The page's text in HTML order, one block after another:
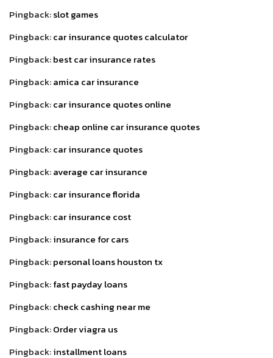
Pingback:slot games
Pingback:car insurance quotes calculator
Pingback:best car insurance rates
Pingback:amica car insurance
Pingback:car insurance quotes online
Pingback:cheap online car insurance quotes
Pingback:car insurance quotes
Pingback:average car insurance
Pingback:car insurance florida
Pingback:car insurance cost
Pingback:insurance for cars
Pingback:personal loans houston tx
Pingback:fast payday loans
Pingback:check cashing near me
Pingback:Order viagra us
Pingback:installment loans